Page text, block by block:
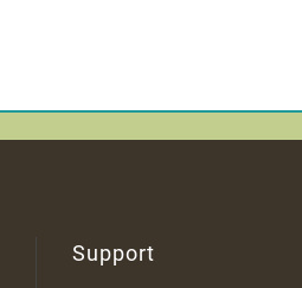
Support